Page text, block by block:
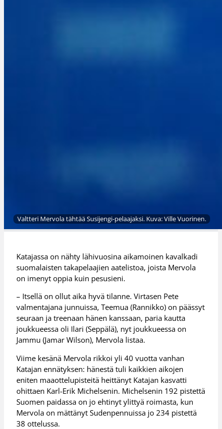
Valtteri Mervola tähtää Susijengi-pelaajaksi. Kuva: Ville Vuorinen.
Katajassa on nähty lähivuosina aikamoinen kavalkadi
suomalaisten takapelaajien aatelistoa, joista Mervola
on imenyt oppia kuin pesusieni.
– Itsellä on ollut aika hyvä tilanne. Virtasen Pete
valmentajana junnuissa, Teemua (Rannikko) on päässyt
seuraan ja treenaan hänen kanssaan, paria kautta
joukkueessa oli Ilari (Seppälä), nyt joukkueessa on
Jammu (Jamar Wilson), Mervola listaa.
Viime kesänä Mervola rikkoi yli 40 vuotta vanhan
Katajan ennätyksen: hänestä tuli kaikkien aikojen
eniten maaottelupisteitä heittänyt Katajan kasvatti
ohittaen Karl-Erik Michelsenin. Michelsenin 192 pistettä
Suomen paidassa on jo ehtinyt ylittyä roimasta, kun
Mervola on mättänyt Sudenpennuissa jo 234 pistettä
38 ottelussa.